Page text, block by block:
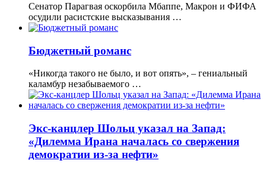
Сенатор Парагвая оскорбила Мбаппе, Макрон и ФИФА
осудили расистские высказывания …
Бюджетный романс
«Никогда такого не было, и вот опять», – гениальный
каламбур незабываемого …
Экс-канцлер Шольц указал на Запад:
«Дилемма Ирана началась со свержения
демократии из-за нефти»